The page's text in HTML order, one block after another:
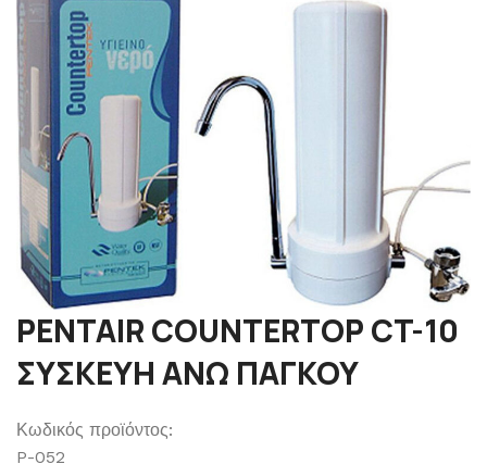
PENTAIR COUNTERTOP CT-10
ΣΥΣΚΕΥΗ ΑΝΩ ΠΑΓΚΟΥ
Κωδικός προϊόντος:
P-052